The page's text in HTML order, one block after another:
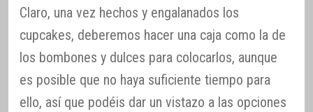
Claro, una vez hechos y engalanados los
cupcakes, deberemos hacer una caja como la de
los bombones y dulces para colocarlos, aunque
es posible que no haya suficiente tiempo para
ello, así que podéis dar un vistazo a las opciones